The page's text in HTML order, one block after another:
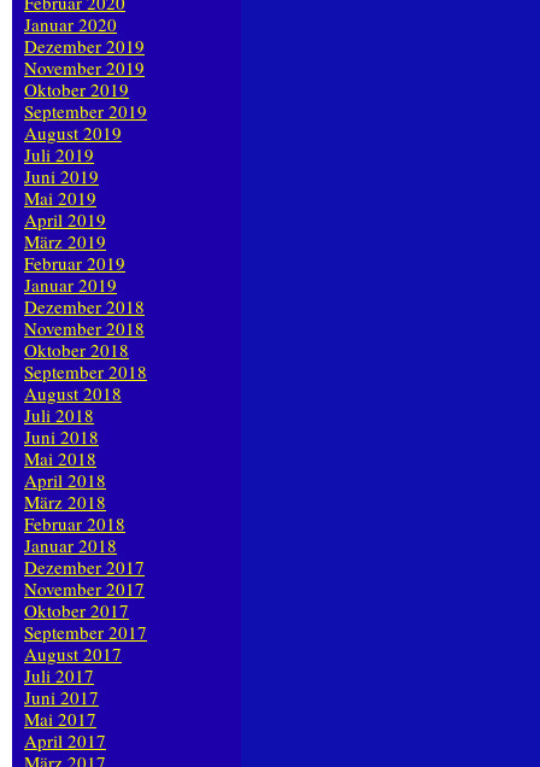
Januar 2020
Dezember 2019
November 2019
Oktober 2019
September 2019
August 2019
Juli 2019
Juni 2019
Mai 2019
April 2019
März 2019
Februar 2019
Januar 2019
Dezember 2018
November 2018
Oktober 2018
September 2018
August 2018
Juli 2018
Juni 2018
Mai 2018
April 2018
März 2018
Februar 2018
Januar 2018
Dezember 2017
November 2017
Oktober 2017
September 2017
August 2017
Juli 2017
Juni 2017
Mai 2017
April 2017
März 2017